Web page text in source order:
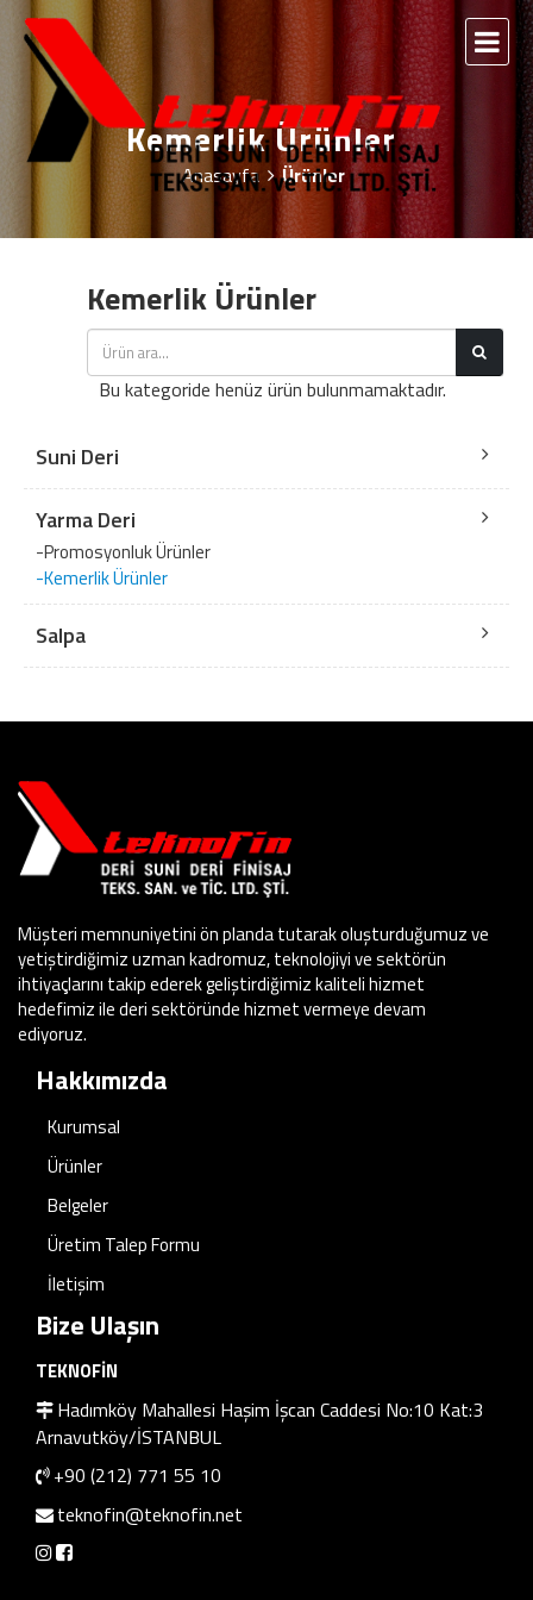
Kemerlik Ürünler
Anasayfa Ürünler
Kemerlik Ürünler
Bu kategoride henüz ürün bulunmamaktadır.
Suni Deri
Yarma Deri
-Promosyonluk Ürünler
-Kemerlik Ürünler
Salpa
Müşteri memnuniyetini ön planda tutarak oluşturduğumuz ve
yetiştirdiğimiz uzman kadromuz, teknolojiyi ve sektörün
ihtiyaçlarını takip ederek geliştirdiğimiz kaliteli hizmet
hedefimiz ile deri sektöründe hizmet vermeye devam
ediyoruz.
Hakkımızda
Kurumsal
Ürünler
Belgeler
Üretim Talep Formu
İletişim
Bize Ulaşın
TEKNOFİN
Hadımköy Mahallesi Haşim İşcan Caddesi No:10 Kat:3
Arnavutköy/İSTANBUL
+90 (212) 771 55 10
teknofin@teknofin.net